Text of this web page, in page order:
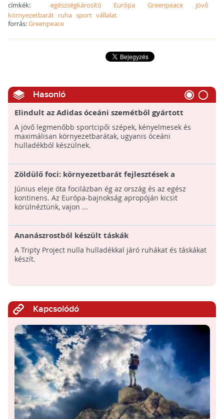
címkék: egészségkárosító Európa Greenpeace
jövő
környezetbarát ruha sport vállalat
forrás:Greenpeace
Hasonló
Elindult az Adidas óceáni szemétből gyártott
cipőinek tömegtermelése!
A jövő legmenőbb sportcipői szépek, kényelmesek és
maximálisan környezetbarátak, ugyanis óceáni
hulladékból készülnek.
Zöldülő foci: környezetbarát fejlesztések a
labdarúgásban
Június eleje óta focilázban ég az ország és az egész
kontinens. Az Európa-bajnokság apropóján kicsit
körülnéztünk, vajon ...
Ananászrostból készült táskák
A Tripty Project nulla hulladékkal járó ruhákat és táskákat
készít.
Kapcsolódó